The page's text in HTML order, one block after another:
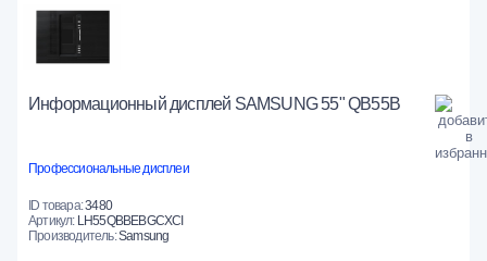
Информационный дисплей SAMSUNG 55" QB55B
Профессиональные дисплеи
ID товара:3480
Артикул: LH55QBBEBGCXCI
Производитель:Samsung